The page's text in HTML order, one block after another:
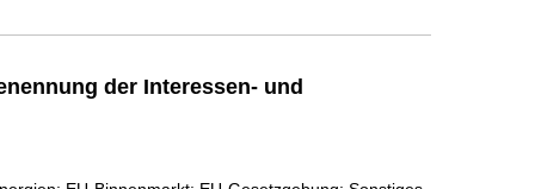
der Interessen- und